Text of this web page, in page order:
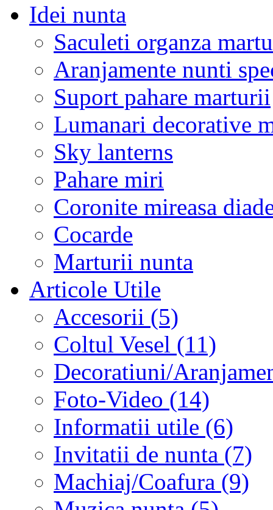
Idei nunta
Saculeti organza
Aranjamente nunti
Suport pahare marturii
Lumanari decorative
Sky lanterns
Pahare miri
Coronite mireasa
Cocarde
Marturii nunta
Articole Utile
Accesorii (5)
Coltul Vesel (11)
Decoratiuni/
Foto-Video (14)
Informatii utile (6)
Invitatii de nunta (7)
Machiaj/Coafura (9)